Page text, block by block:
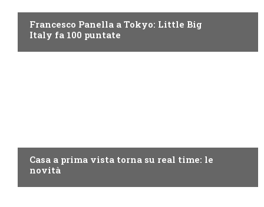
Francesco Panella a Tokyo: Little Big
Italy fa 100 puntate
Casa a prima vista torna su real time: le
novità